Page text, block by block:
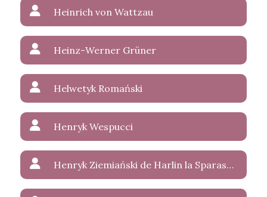
Heinrich von Wattzau
Heinz-Werner Grüner
Helwetyk Romański
Henryk Wespucci
Henryk Ziemiański de Harlin la Sparasan